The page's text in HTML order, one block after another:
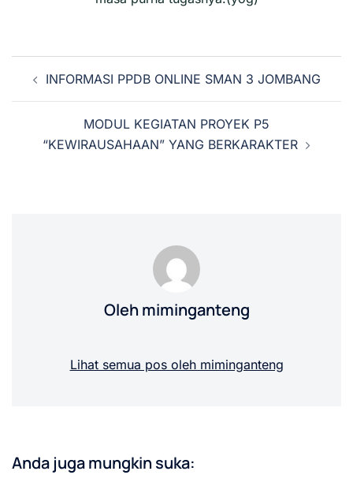
Navigasi
Tulisan
INFORMASI PPDB ONLINE SMAN 3 JOMBANG
MODUL KEGIATAN PROYEK P5
“KEWIRAUSAHAAN” YANG BERKARAKTER
Oleh miminganteng
Lihat semua pos oleh miminganteng
Anda juga mungkin suka: